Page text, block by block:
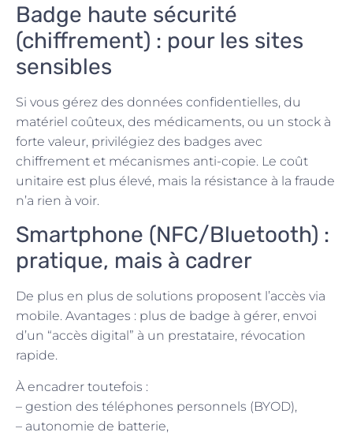
Badge haute sécurité
(chiffrement) : pour les sites
sensibles
Si vous gérez des données confidentielles, du
matériel coûteux, des médicaments, ou un stock à
forte valeur, privilégiez des badges avec
chiffrement et mécanismes anti-copie. Le coût
unitaire est plus élevé, mais la résistance à la fraude
n’a rien à voir.
Smartphone (NFC/Bluetooth) :
pratique, mais à cadrer
De plus en plus de solutions proposent l’accès via
mobile. Avantages : plus de badge à gérer, envoi
d’un “accès digital” à un prestataire, révocation
rapide.
À encadrer toutefois :
– gestion des téléphones personnels (BYOD),
– autonomie de batterie,